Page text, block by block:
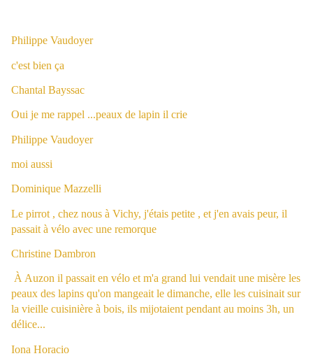
Philippe Vaudoyer
c'est bien ça
Chantal Bayssac
Oui je me rappel ...peaux de lapin il crie
Philippe Vaudoyer
moi aussi
Dominique Mazzelli
Le pirrot , chez nous à Vichy, j'étais petite , et j'en avais peur, il
passait à vélo avec une remorque
Christine Dambron
À Auzon il passait en vélo et m'a grand lui vendait une misère les
peaux des lapins qu'on mangeait le dimanche, elle les cuisinait sur
la vieille cuisinière à bois, ils mijotaient pendant au moins 3h, un
délice...
Iona Horacio